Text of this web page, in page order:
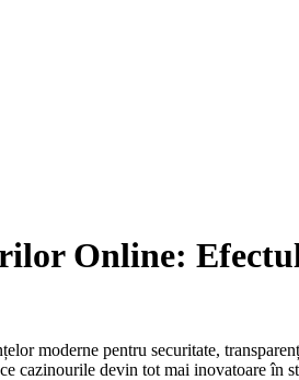
Online:
moderne pentru securitate,
cazinourile devin tot mai inovatoare în